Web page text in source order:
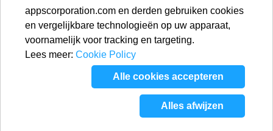
appscorporation.com en derden gebruiken cookies
en vergelijkbare technologieën op uw apparaat,
voornamelijk voor tracking en targeting.
Lees meer: Cookie Policy
Alle cookies accepteren
Alles afwijzen